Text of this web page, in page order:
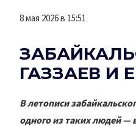
8 мая 2026 в 15:51
ГАЗЗАЕВ И
В летописи
одного из таких людей —